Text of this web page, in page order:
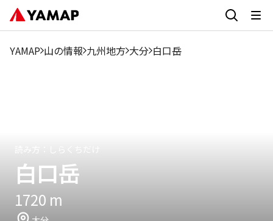
YAMAP 山の情報 九州地方 大分 白口岳
白口岳
1720 m
1月 2月 3月 8月
9月